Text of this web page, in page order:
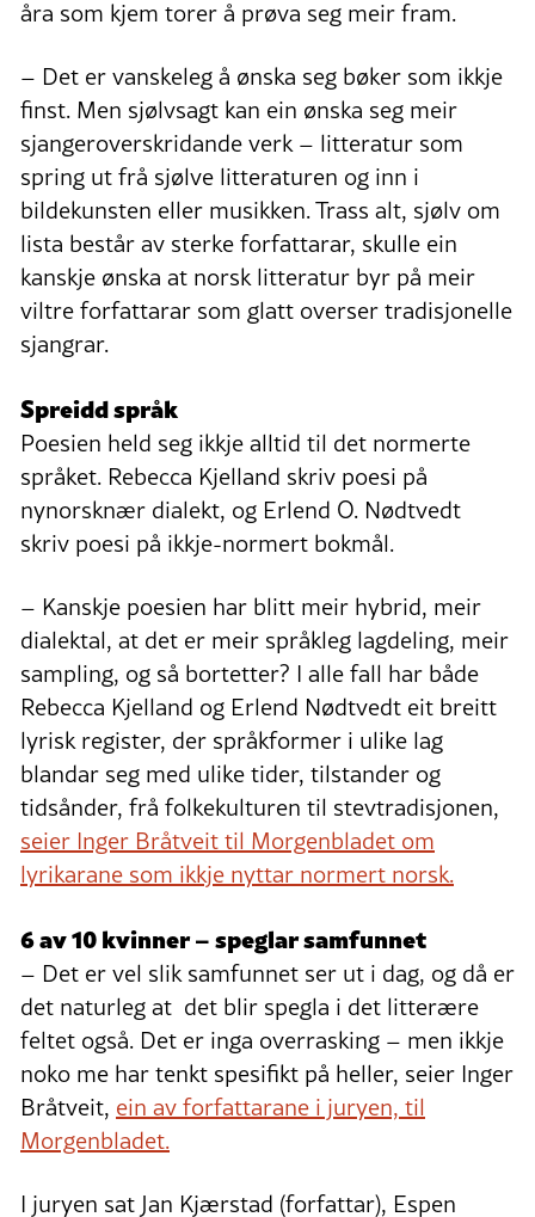
åra som kjem torer å prøva seg meir fram.
– Det er vanskeleg å ønska seg bøker som ikkje
finst. Men sjølvsagt kan ein ønska seg meir
sjangeroverskridande verk – litteratur som
spring ut frå sjølve litteraturen og inn i
bildekunsten eller musikken. Trass alt, sjølv om
lista består av sterke forfattarar, skulle ein
kanskje ønska at norsk litteratur byr på meir
viltre forfattarar som glatt overser tradisjonelle
sjangrar.
Spreidd språk
Poesien held seg ikkje alltid til det normerte
språket. Rebecca Kjelland skriv poesi på
nynorsknær dialekt, og Erlend O. Nødtvedt
skriv poesi på ikkje-normert bokmål.
– Kanskje poesien har blitt meir hybrid, meir
dialektal, at det er meir språkleg lagdeling, meir
sampling, og så bortetter? I alle fall har både
Rebecca Kjelland og Erlend Nødtvedt eit breitt
lyrisk register, der språkformer i ulike lag
blandar seg med ulike tider, tilstander og
tidsånder, frå folkekulturen til stevtradisjonen,
seier Inger Bråtveit til Morgenbladet om
lyrikarane som ikkje nyttar normert norsk.
6 av 10 kvinner – speglar samfunnet
– Det er vel slik samfunnet ser ut i dag, og då er
det naturleg at det blir spegla i det litterære
feltet også. Det er inga overrasking – men ikkje
noko me har tenkt spesifikt på heller, seier Inger
Bråtveit, ein av forfattarane i juryen, til
Morgenbladet.
I juryen sat Jan Kjærstad (forfattar), Espen